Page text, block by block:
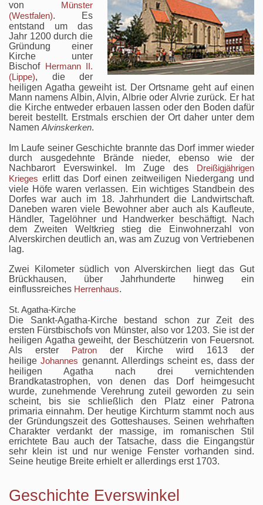
von
Münster
(Westfalen). Es
entstand um das
Jahr 1200 durch die
Gründung einer
Kirche unter
Bischof
Hermann II.
(Lippe), die der
heiligen Agatha geweiht ist. Der Ortsname geht auf einen
Mann namens Albin, Alvin, Albrie oder Alvrie zurück. Er hat
die Kirche entweder erbauen lassen oder den Boden dafür
bereit bestellt. Erstmals erschien der Ort daher unter dem
Namen Alvinskerken.
Im Laufe seiner Geschichte brannte das Dorf immer wieder
durch ausgedehnte Brände nieder, ebenso wie der
Nachbarort Everswinkel. Im Zuge des
Dreißigjährigen
Krieges erlitt das Dorf einen zeitweiligen Niedergang und
viele Höfe waren verlassen. Ein wichtiges Standbein des
Dorfes war auch im 18. Jahrhundert die Landwirtschaft.
Daneben waren viele Bewohner aber auch als Kaufleute,
Händler, Tagelöhner und Handwerker beschäftigt. Nach
dem Zweiten Weltkrieg stieg die Einwohnerzahl von
Alverskirchen deutlich an, was am Zuzug von Vertriebenen
lag.
Zwei Kilometer südlich von Alverskirchen liegt das Gut
Brückhausen, über Jahrhunderte hinweg ein
einflussreiches Herrenhaus.
St. Agatha-Kirche
Die Sankt-Agatha-Kirche bestand schon zur Zeit des
ersten Fürstbischofs von Münster, also vor 1203. Sie ist der
heiligen Agatha geweiht, der Beschützerin von Feuersnot.
Als erster
Patron der Kirche wird 1613 der
heiligeJohannes genannt. Allerdings scheint es, dass der
heiligen Agatha nach drei vernichtenden
Brandkatastrophen, von denen das Dorf heimgesucht
wurde, zunehmende Verehrung zuteil geworden zu sein
scheint, bis sie schließlich den Platz einer Patrona
primaria einnahm. Der heutige Kirchturm stammt noch aus
der Gründungszeit des Gotteshauses. Seinen wehrhaften
Charakter verdankt der massige, im romanischen Stil
errichtete Bau auch der Tatsache, dass die Eingangstür
sehr klein ist und nur wenige Fenster vorhanden sind.
Seine heutige Breite erhielt er allerdings erst 1703.
Geschichte Everswinkel